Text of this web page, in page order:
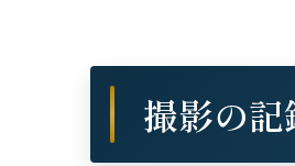
撮影の記